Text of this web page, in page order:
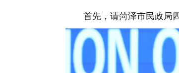
首先，请菏泽市民政局